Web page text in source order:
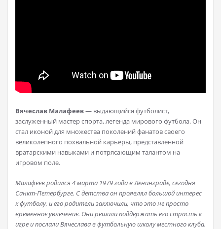
Вячеслав Малафеев— выдающийся футболист,
заслуженный мастер спорта, легенда мирового футбола. Он
стал иконой для множества поколений фанатов своего
великолепного похвальной карьеры, представленной
вратарскими навыками и потрясающим талантом на
игровом поле.
Малафеев родился 4 марта 1979 года в Ленинграде, сегодня
Санкт-Петербурге. С детства он проявлял большой интерес
к футболу, и его родители заключили, что это не просто
временное увлечение. Они решили поддержать его страсть к
игре и послали Вячеслава в футбольную школу местного клуба.